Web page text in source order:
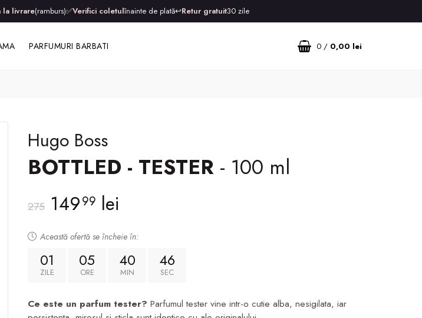
la livrare(ramburs)✅Verifici coletulînainte de plată↩️Retur gratuit30 zile
PARFUMURI BARBATI 0 / 0,00 lei
Hugo Boss
BOTTLED - TESTER - 100 ml
275 14999 lei
Această ofertă se încheie în:
01
ZILE
05
ORE
40
MIN
45
SEC
Ce este un parfum tester? Parfumul tester vine intr-o cutie alba, nesigilata, iar